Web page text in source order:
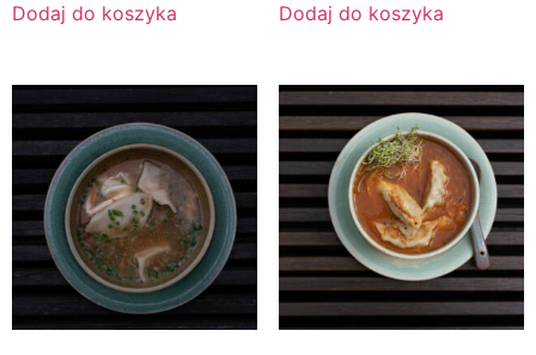
Dodaj do koszyka Dodaj do koszyka